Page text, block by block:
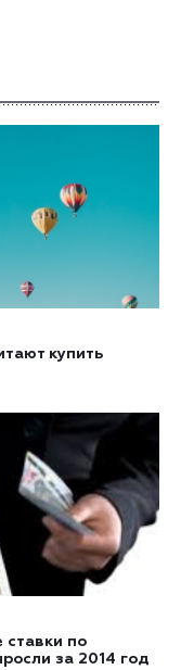
купить
по
за 2014 год